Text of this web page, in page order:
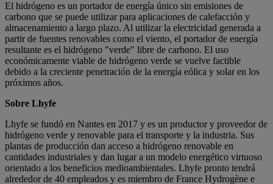
El hidrógeno es un portador de energía único sin emisiones de
carbono que se puede utilizar para aplicaciones de calefacción y
almacenamiento a largo plazo. Al utilizar la electricidad generada a
partir de fuentes renovables como el viento, el portador de energía
resultante es el hidrógeno "verde" libre de carbono. El uso
económicamente viable de hidrógeno verde se vuelve factible
debido a la creciente penetración de la energía eólica y solar en los
próximos años.
Sobre Lhyfe
Lhyfe se fundó en Nantes en 2017 y es un productor y proveedor de
hidrógeno verde y renovable para el transporte y la industria. Sus
plantas de producción dan acceso a hidrógeno renovable en
cantidades industriales y dan lugar a un modelo energético virtuoso
orientado a los beneficios medioambientales. Lhyfe pronto tendrá
alrededor de 40 empleados y es miembro de France Hydrogène e